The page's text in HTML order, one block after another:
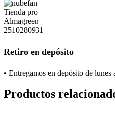
Retiro en depósito
• Entregamos en depósito de lunes
Productos